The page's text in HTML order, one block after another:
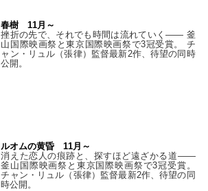
春樹 11月～
挫折の先で、それでも時間は流れていく—— 釜
山国際映画祭と東京国際映画祭で3冠受賞。 チ
ャン・リュル（張律）監督最新2作、待望の同時
公開。
ルオムの黄昏 11月～
消えた恋人の痕跡と、探すほど遠ざかる道——
釜山国際映画祭と東京国際映画祭で3冠受賞。
チャン・リュル（張律）監督最新2作、待望の同
時公開。